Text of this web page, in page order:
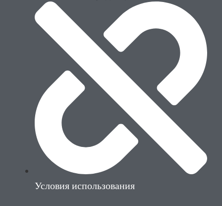
Условия использования